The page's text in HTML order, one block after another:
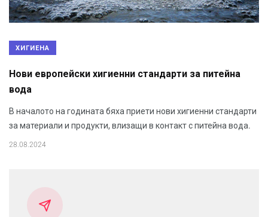
ХИГИЕНА
Нови европейски хигиенни стандарти за питейна
вода
В началото на годината бяха приети нови хигиенни стандарти
за материали и продукти, влизащи в контакт с питейна вода.
28.08.2024